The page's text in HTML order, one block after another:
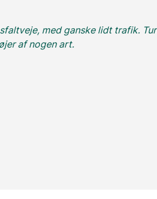
med ganske lidt trafik.
af nogen art.